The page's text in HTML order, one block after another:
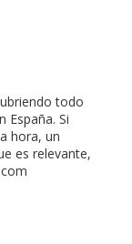
todo
España. Si
hora, un
es relevante,